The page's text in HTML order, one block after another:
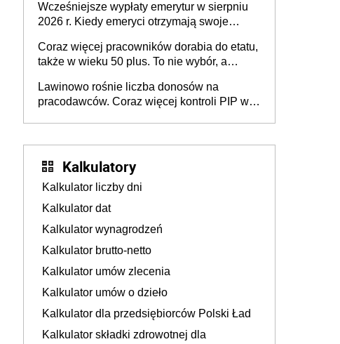
dłużej, ale czy jest w stanie? Pracownicy
45+ to siła napędowa gospodarki
Wcześniejsze wypłaty emerytur w sierpniu
2026 r. Kiedy emeryci otrzymają swoje
Coraz więcej pracowników dorabia do etatu,
także w wieku 50 plus. To nie wybór, a
życia
Lawinowo rośnie liczba donosów na
pracodawców. Coraz więcej kontroli PIP w
Kalkulatory
Kalkulator liczby dni
Kalkulator dat
Kalkulator wynagrodzeń
Kalkulator brutto-netto
Kalkulator umów zlecenia
Kalkulator umów o dzieło
Kalkulator dla przedsiębiorców Polski Ład
Kalkulator składki zdrowotnej dla